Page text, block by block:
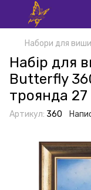
Набори для
Набір для
Butterfly
троянда 27
Артикул: 360